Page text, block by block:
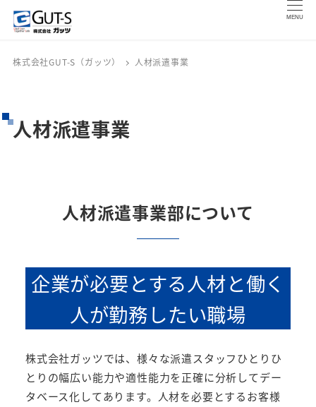
MENU
株式会社GUT-S（ガッツ） 人材派遣事業
人材派遣事業
人材派遣事業部について
企業が必要とする人材と働く
人が勤務したい職場
株式会社ガッツでは、様々な派遣スタッフひとりひ
とりの幅広い能力や適性能力を正確に分析してデー
タベース化してあります。人材を必要とするお客様